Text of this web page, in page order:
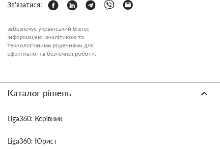
Зв'язатися:
забезпечує український бізнес
інформацією, аналітикою та
технологічними рішеннями для
ефективної та безпечної роботи.
Каталог рішень
Liga360: Керівник
Liga360: Юрист